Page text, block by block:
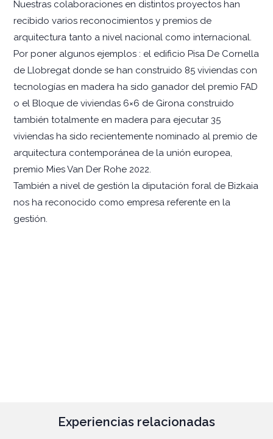
Nuestras colaboraciones en distintos proyectos han
recibido varios reconocimientos y premios de
arquitectura tanto a nivel nacional como internacional.
Por poner algunos ejemplos : el edificio Pisa De Cornella
de Llobregat donde se han construido 85 viviendas con
tecnologías en madera ha sido ganador del premio FAD
o el Bloque de viviendas 6×6 de Girona construido
también totalmente en madera para ejecutar 35
viviendas ha sido recientemente nominado al premio de
arquitectura contemporánea de la unión europea,
premio Mies Van Der Rohe 2022.
También a nivel de gestión la diputación foral de Bizkaia
nos ha reconocido como empresa referente en la
gestión.
Experiencias relacionadas